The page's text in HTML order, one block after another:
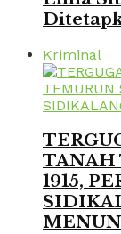
Kriminal
TANAH
1915,